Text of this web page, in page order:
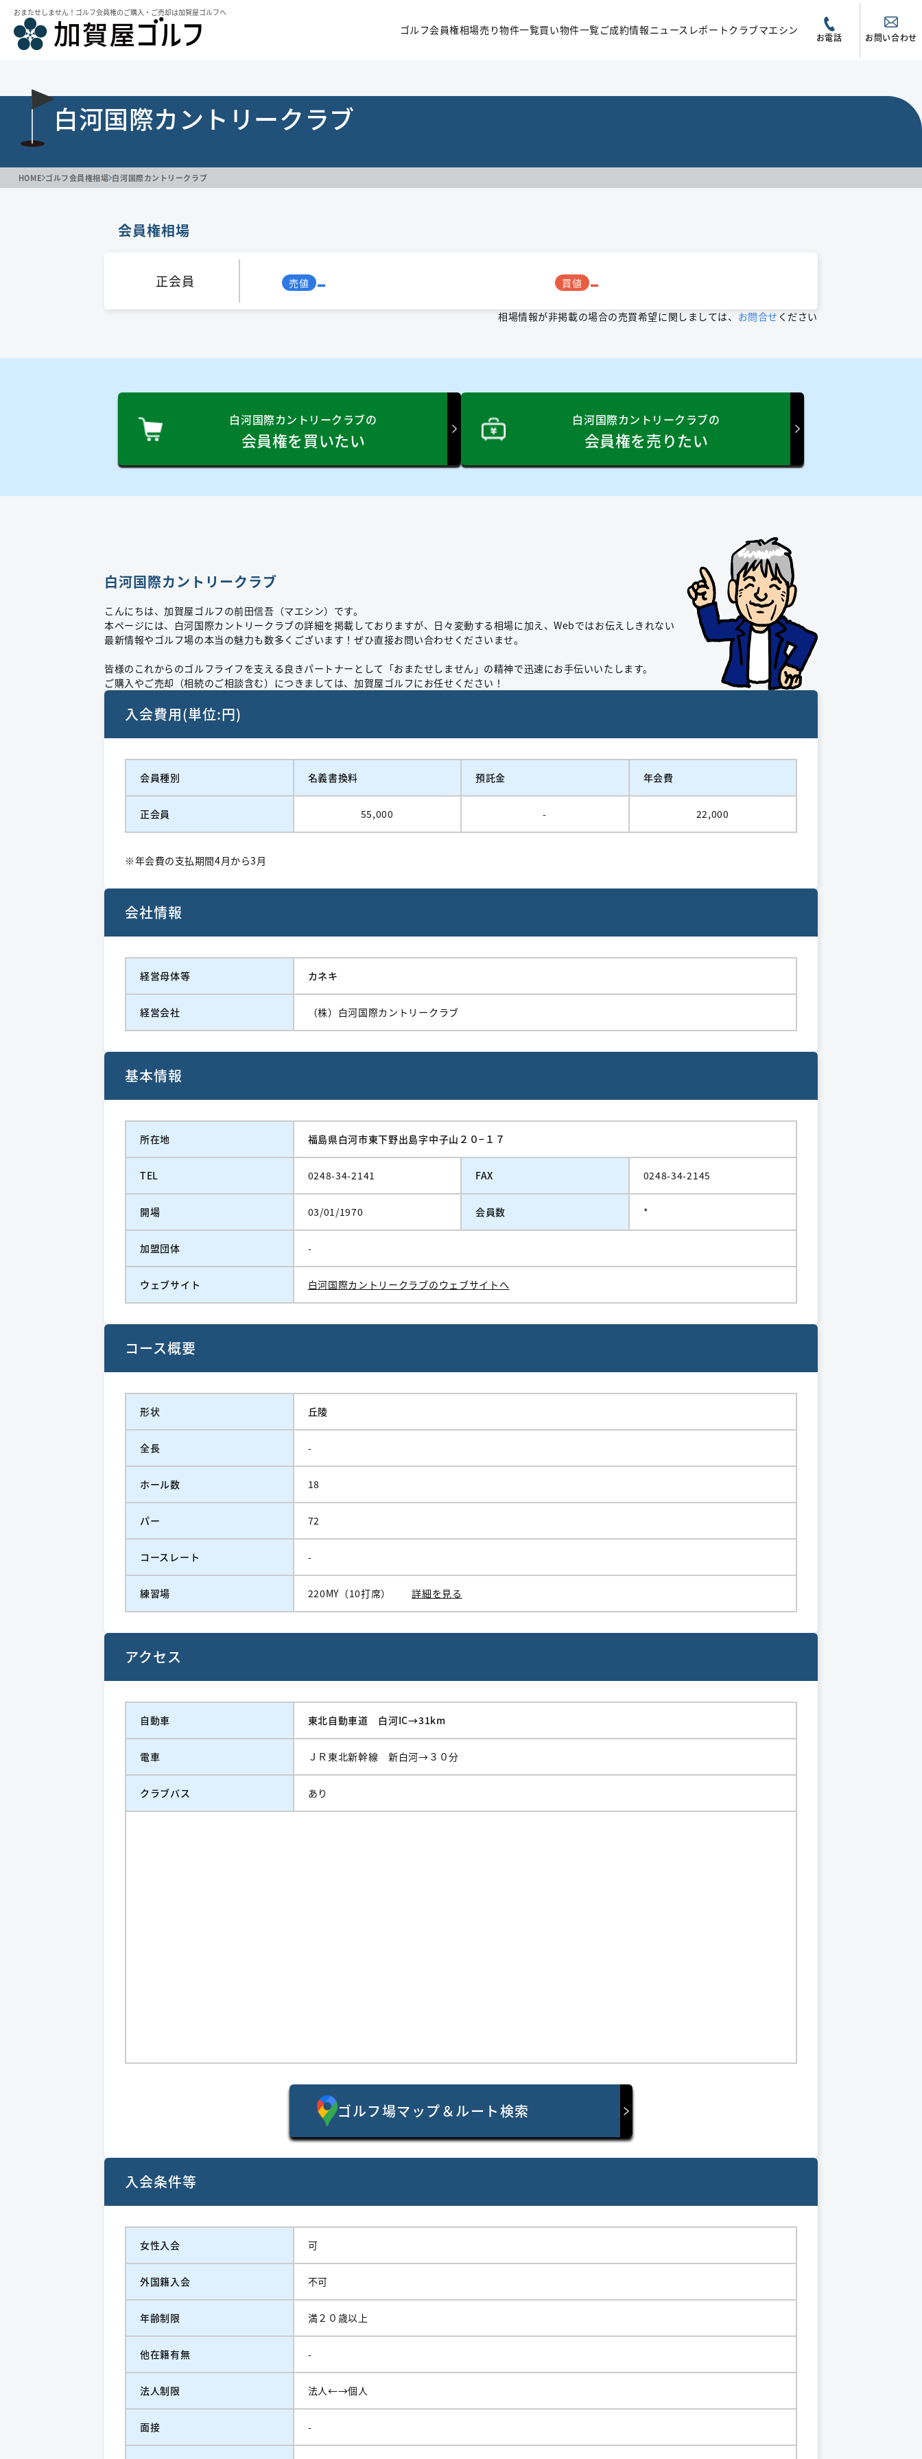
おまたせしません！ゴルフ会員権のご購⼊・ご売却は加賀屋ゴルフへ
ゴルフ会員権相場売り物件一覧買い物件一覧ご成約情報ニュース レポートクラブマエシン
お電話 お問い合わせ
白河国際カントリークラブ
HOME ゴルフ会員権相場 白河国際カントリークラブ
会員権相場
正会員 売値 - 買値 -
相場情報が非掲載の場合の売買希望に関しましては、 お問合せ ください
白河国際カントリークラブの
会員権を買いたい
白河国際カントリークラブの
会員権を売りたい
白河国際カントリークラブ
こんにちは、加賀屋ゴルフの前田信吾（マエシン）です。
本ページには、白河国際カントリークラブの詳細を掲載しておりますが、日々変動する相場に加え、Webではお伝えしきれない
最新情報やゴルフ場の本当の魅力も数多くございます！ぜひ直接お問い合わせくださいませ。
皆様のこれからのゴルフライフを支える良きパートナーとして「おまたせしません」の精神で迅速にお手伝いいたします。
ご購入やご売却（相続のご相談含む）につきましては、加賀屋ゴルフにお任せください！
入会費用(単位:円)
会員種別 名義書換料 預託金 年会費
正会員 55,000 - 22,000
※年会費の支払期間4月から3月
会社情報
経営⺟体等 カネキ
経営会社 （株）白河国際カントリークラブ
基本情報
所在地 福島県白河市東下野出島字中子山２０−１７
TEL 0248-34-2141 FAX 0248-34-2145
開場 03/01/1970 会員数 *
加盟団体 -
ウェブサイト 白河国際カントリークラブのウェブサイトへ
コース概要
形状 丘陵
全長 -
ホール数 18
パー 72
コースレート -
練習場 220MY（10打席） 詳細を見る
アクセス
自動車 東北自動車道 白河IC→31km
電車 ＪＲ東北新幹線 新白河→３０分
クラブバス あり
ゴルフ場マップ＆ルート検索
入会条件等
女性入会 可
外国籍入会 不可
年齢制限 満２０歳以上
他在籍有無 -
法人制限 法人←→個人
面接 -